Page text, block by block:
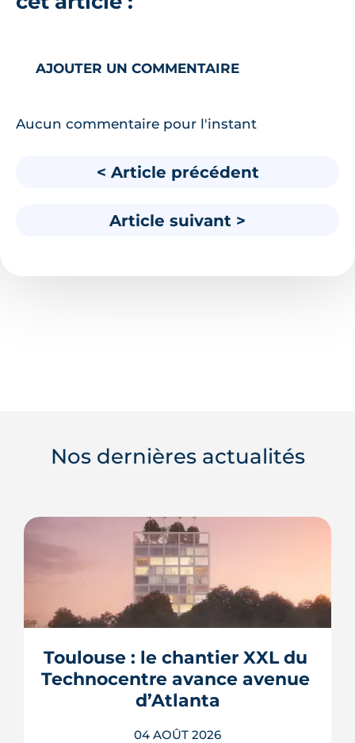
AJOUTER UN COMMENTAIRE
Aucun commentaire pour l'instant
< Article précédent
Article suivant >
Nos dernières actualités
Toulouse : le chantier XXL du
Technocentre avance avenue
d’Atlanta
04 AOÛT 2026